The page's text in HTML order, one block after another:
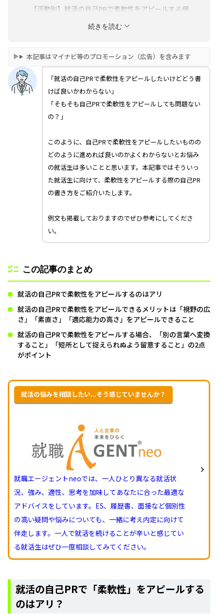
【活動別】就活の自己PRで柔軟性をアピールする例
続きを読む
本記事はマイナビ等のプロモーション（広告）を含みます
「就活の自己PRで柔軟性をアピールしたいけどどう書
けば良いかわからない」
「そもそも自己PRで柔軟性をアピールしても問題ない
の？」
このように、自己PRで柔軟性をアピールしたいものの
どのように進めれば良いのかよくわからないとお悩み
の就活生は多いことと思います。本記事ではそういっ
た就活生に向けて、柔軟性をアピールする際の自己PR
の書き方をご紹介いたします。
例文も掲載しておりますのでぜひ参考にしてくださ
い。
この記事のまとめ
就活の自己PRで柔軟性をアピールするのはアリ
就活の自己PRで柔軟性をアピールできるメリットは「視野の広
さ」「素直さ」「適応能力の高さ」をアピールできること
就活の自己PRで柔軟性をアピールする場合、「別の言葉へ変換
すること」「短所として捉えられぬよう留意すること」の2点
がポイント
就活の悩みを相談したい...そう感じていませんか？
就職エージェントneoでは、一人ひとり異なる就活状
況、強み、適性、思考を加味してあなたに合った最適な
アドバイスをしています。ES、履歴書、面接など個別性
の高い疑問や悩みについても、一緒に考え内定に向けて
伴走します。一人で就活を続けることが辛いと感じてい
る就活生はぜひ一度相談してみてください。
就活の自己PRで「柔軟性」をアピールする
のはアリ？